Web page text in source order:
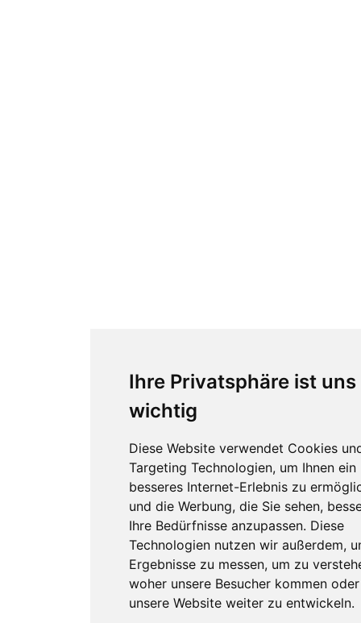
Ihre Privatsphäre ist uns
wichtig
Diese Website verwendet Cookies
Targeting Technologien, um Ihnen ein
besseres Internet-Erlebnis zu
und die Werbung, die Sie sehen,
Ihre Bedürfnisse anzupassen. Diese
Technologien nutzen wir außerdem,
Ergebnisse zu messen, um zu
woher unsere Besucher kommen
unsere Website weiter zu entwickeln.